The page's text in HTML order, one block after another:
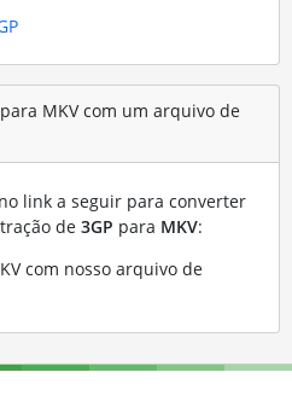
MKV com um arquivo de
link a seguir para converter
de 3GP para MKV:
com nosso arquivo de